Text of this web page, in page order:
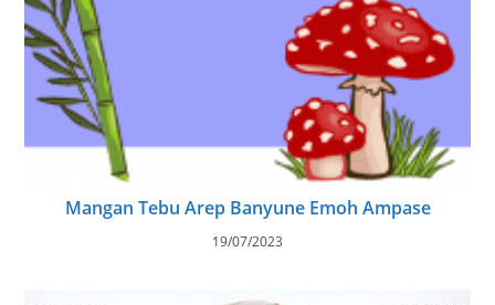
Mangan Tebu Arep Banyune Emoh Ampase
19/07/2023